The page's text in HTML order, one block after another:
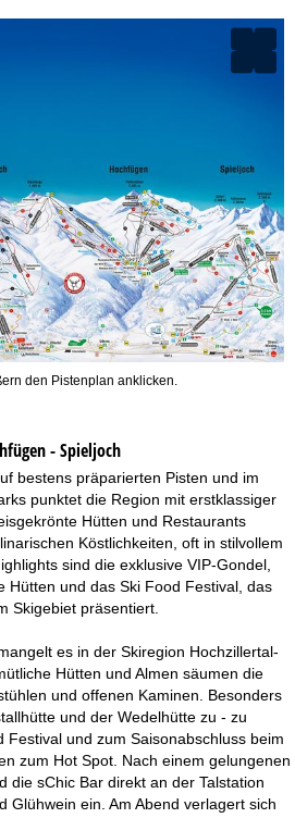
den Pistenplan anklicken.
- Spieljoch
bestens präparierten Pisten und im
punktet die Region mit erstklassiger
Hütten und Restaurants
Köstlichkeiten, oft in stilvollem
sind die exklusive VIP-Gondel,
Hütten und das Ski Food Festival, das
Skigebiet präsentiert.
es in der Skiregion Hochzillertal-
Hütten und Almen säumen die
und offenen Kaminen. Besonders
und der Wedelhütte zu - zu
Festival und zum Saisonabschluss beim
zum Hot Spot. Nach einem gelungenen
die sChic Bar direkt an der Talstation
Glühwein ein. Am Abend verlagert sich